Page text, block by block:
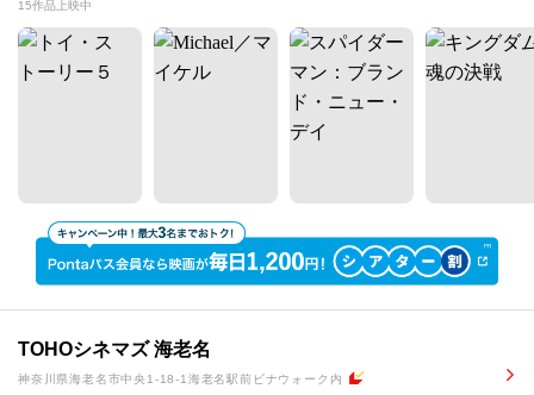
15作品上映中
TOHOシネマズ 海老名
神奈川県海老名市中央1-18-1海老名駅前ビナウォーク内